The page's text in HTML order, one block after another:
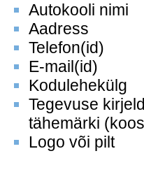
Autokooli nimi
Aadress
Telefon(id)
E-mail(id)
Kodulehekülg
Tegevuse
tähemärki
Logo või pilt